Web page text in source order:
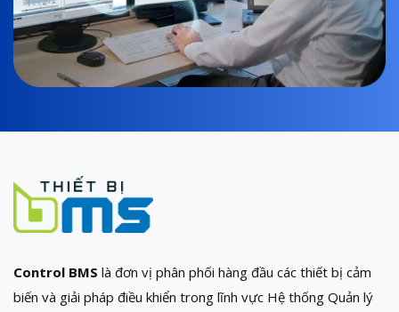
Control BMS là đơn vị phân phối hàng đầu các thiết bị cảm
biến và giải pháp điều khiển trong lĩnh vực Hệ thống Quản lý